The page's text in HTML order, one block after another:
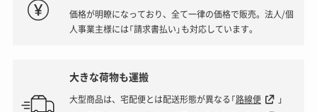
価格が明瞭になっており、全て一律の価格で販売。法人/個
人事業主様には「請求書払い」も対応しています。
大きな荷物も運搬
大型商品は、宅配便とは配送形態が異なる「路線便
」